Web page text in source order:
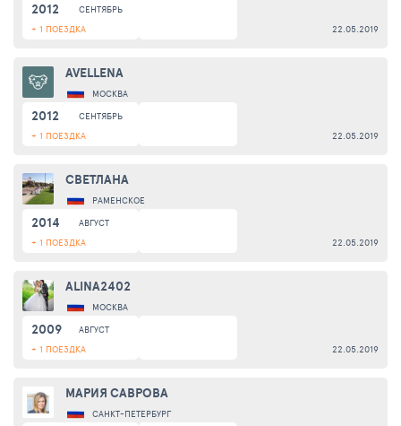
2012
СЕНТЯБРЬ
+ 1 ПОЕЗДКА
22.05.2019
AVELLENA
МОСКВА
2012
СЕНТЯБРЬ
+ 1 ПОЕЗДКА
22.05.2019
СВЕТЛАНА
РАМЕНСКОЕ
2014
АВГУСТ
+ 1 ПОЕЗДКА
22.05.2019
ALINA2402
МОСКВА
2009
АВГУСТ
+ 1 ПОЕЗДКА
22.05.2019
МАРИЯ САВРОВА
САНКТ-ПЕТЕРБУРГ